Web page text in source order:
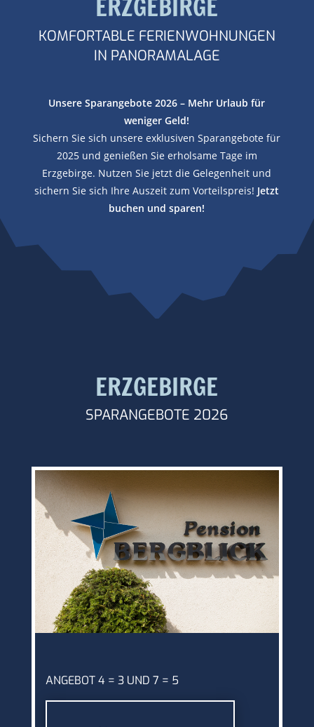
ERZGEBIRGE
KOMFORTABLE FERIENWOHNUNGEN
IN PANORAMALAGE
Unsere Sparangebote 2026 – Mehr Urlaub für
weniger Geld!
Sichern Sie sich unsere exklusiven Sparangebote für
2025 und genießen Sie erholsame Tage im
Erzgebirge. Nutzen Sie jetzt die Gelegenheit und
sichern Sie sich Ihre Auszeit zum Vorteilspreis! Jetzt
buchen und sparen!
ERZGEBIRGE
SPARANGEBOTE 2026
ANGEBOT 4 = 3 UND 7 = 5